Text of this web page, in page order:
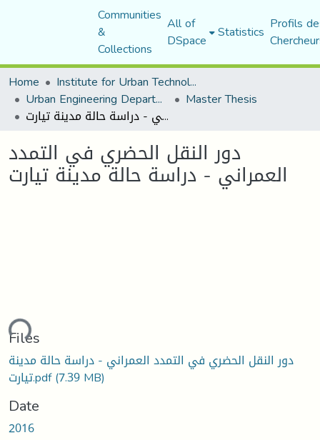
Communities
&
Collections
All of
DSpace Statistics Profils
Home
Institute for Urban Technology Management
Urban Engineering Department Master Thesis
دور النقل الحضري في التمدد العمراني - دراسة حالة مدينة تيارت
دور النقل الحضري في التمدد
العمراني - دراسة حالة مدينة تيارت
Files
دور النقل الحضري في التمدد العمراني - دراسة حالة مدينة
تيارت.pdf(7.39 MB)
Date
2016